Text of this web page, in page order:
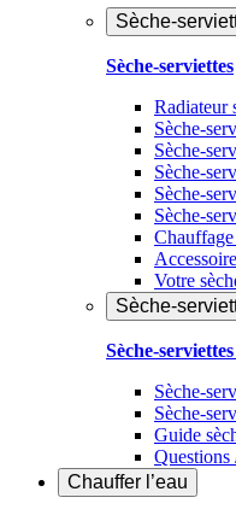
Sèche-
Sèche-serviettes
Radiateur
Sèche-
Sèche-
Sèche-
Sèche-
Sèche-
Votre
Sèche-
Sèche-
Sèche-
Sèche-
Guide
Questions
Chauffer l’eau